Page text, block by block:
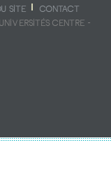
SITE
CONTACT
CENTRE -